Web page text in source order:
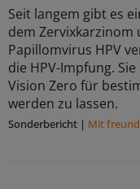
Seit langem gibt es
dem Zervixkarzinom
Papillomvirus HPV
die HPV-Impfung.
Vision Zero für
werden zu lassen.
Sonderbericht | Mit